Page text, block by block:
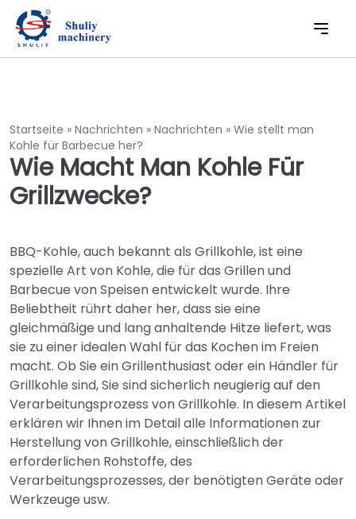
Startseite » Nachrichten » Nachrichten » Wie stellt man
Kohle für Barbecue her?
Wie Macht Man Kohle Für
Grillzwecke?
BBQ-Kohle, auch bekannt als Grillkohle, ist eine
spezielle Art von Kohle, die für das Grillen und
Barbecue von Speisen entwickelt wurde. Ihre
Beliebtheit rührt daher her, dass sie eine
gleichmäßige und lang anhaltende Hitze liefert, was
sie zu einer idealen Wahl für das Kochen im Freien
macht. Ob Sie ein Grillenthusiast oder ein Händler für
Grillkohle sind, Sie sind sicherlich neugierig auf den
Verarbeitungsprozess von Grillkohle. In diesem Artikel
erklären wir Ihnen im Detail alle Informationen zur
Herstellung von Grillkohle, einschließlich der
erforderlichen Rohstoffe, des
Verarbeitungsprozesses, der benötigten Geräte oder
Werkzeuge usw.